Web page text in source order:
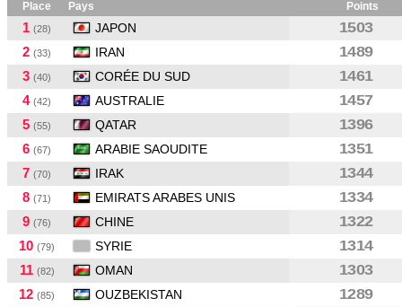
Place Pays Points
1 (28) JAPON
1503
2 (33) IRAN
1489
3 (40) CORÉE DU SUD
1461
4 (42) AUSTRALIE
1457
5 (55) QATAR
1396
6 (67) ARABIE SAOUDITE
1351
7 (70) IRAK
1344
8 (71) EMIRATS ARABES UNIS
1334
9 (76) CHINE
1322
10 (79) SYRIE
1314
11 (82) OMAN
1303
12 (85) OUZBEKISTAN
1289